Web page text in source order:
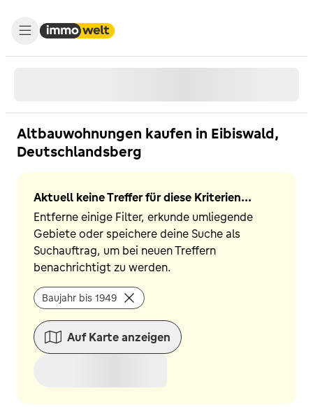
Altbauwohnungen kaufen in Eibiswald,
Deutschlandsberg
Aktuell keine Treffer für diese Kriterien...
Entferne einige Filter, erkunde umliegende
Gebiete oder speichere deine Suche als
Suchauftrag, um bei neuen Treffern
benachrichtigt zu werden.
Baujahr bis 1949
Auf Karte anzeigen